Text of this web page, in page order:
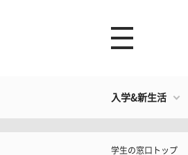
入学&新生活
学生の窓口トップ